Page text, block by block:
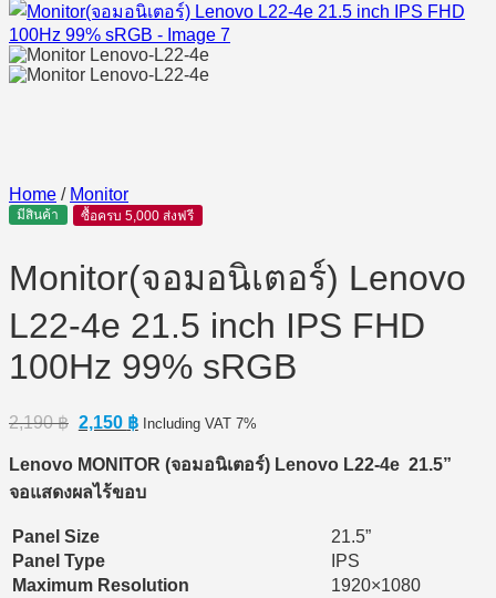
Home / Monitor
มีสินค้า ซื้อครบ 5,000 ส่งฟรี
Monitor(จอมอนิเตอร์) Lenovo
L22-4e 21.5 inch IPS FHD
100Hz 99% sRGB
2,190฿ Original
was:
2,190 ฿.
2,150 ฿Current
is:
Including VAT 7%
Lenovo MONITOR (จอมอนิเตอร์) Lenovo L22-4e 21.5”
จอแสดงผลไร้ขอบ
Panel Size
21.5”
Panel Type
IPS
Maximum Resolution
1920×1080